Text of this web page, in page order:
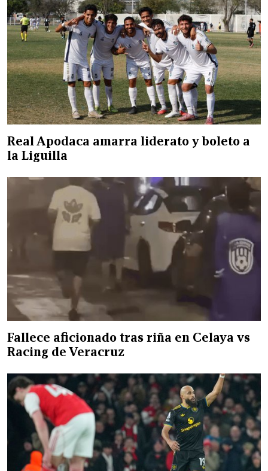
Real Apodaca amarra liderato y boleto a
la Liguilla
Fallece aficionado tras riña en Celaya vs
Racing de Veracruz